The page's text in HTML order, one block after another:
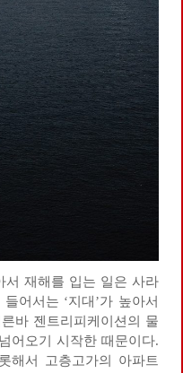
서 재해를 입는 일은 사라
어서는 ‘지대’가 높아서
바 젠트리피케이션의 물
어오기 시작한 때문이다.
해서 고층고가의 아파트